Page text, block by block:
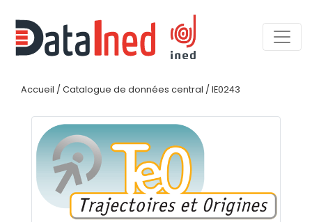
Accueil / Catalogue de données central / IE0243